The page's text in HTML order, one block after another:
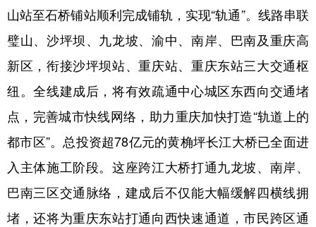
山站至石桥铺站顺利完成铺轨，实现“轨通”。线路串联
璧山、沙坪坝、九龙坡、渝中、南岸、巴南及重庆高
新区，衔接沙坪坝站、重庆站、重庆东站三大交通枢
纽。全线建成后，将有效疏通中心城区东西向交通堵
点，完善城市快线网络，助力重庆加快打造“轨道上的
都市区”。总投资超78亿元的黄桷坪长江大桥已全面进
入主体施工阶段。这座跨江大桥打通九龙坡、南岸、
巴南三区交通脉络，建成后不仅能大幅缓解四横线拥
堵，还将为重庆东站打通向西快速通道，市民跨区通